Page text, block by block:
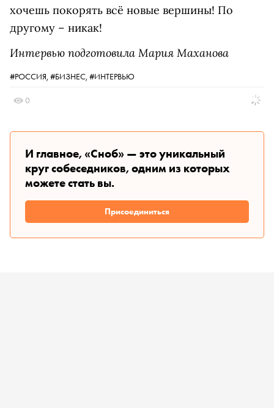
хочешь покорять всё новые вершины! По
другому – никак!
Интервью подготовила Мария Маханова
#РОССИЯ, #БИЗНЕС, #ИНТЕРВЬЮ
0
И главное, «Сноб» — это уникальный
круг собеседников, одним из которых
можете стать вы.
Присоединиться